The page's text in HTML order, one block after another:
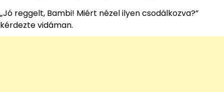
„Jó reggelt, Bambi! Miért nézel ilyen csodálkozva?”
kérdezte vidáman.